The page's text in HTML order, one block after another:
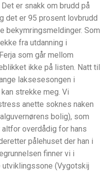
er snakk om brudd på
det er 95 prosent lovbrudd
bekymringsmeldinger. Som
fra utdanning i
som går mellom
ikke på listen. Natt til
laksesesongen i
strekke meg. Vi
anette soknes naken
bolig), som
overdådig for hans
pålehuset der han i
finner vi i
(Vygotskij